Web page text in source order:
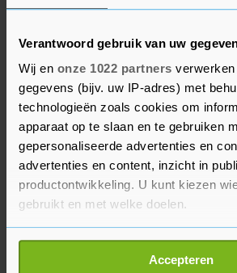
Verantwoord gebruik van uw
Wij en onze 1022 partners
gegevens (bijv. uw IP-adres) met
technologieën zoals cookies om
apparaat op te slaan en te gebruiken
gepersonaliseerde advertenties en
advertenties en content, inzicht in
productontwikkeling. U kunt kiezen
gebruikt en met welke doelen.
Als u het toestaat, willen we ook
Informatie verzamelen over uw
Accepteren
vorig jaar. In 2022 bedroeg het
explosies 41. Bij incidenten die
panden kan het noodzakelijk zijn
tijdelijk te sluiten. In 2023 is dat
Een aantal andere wijken in
Centrum, Feijenoord, Delfshaven,
Charlois, waren al aangewezen
Bij preventief fouilleren kan
concrete verdenking